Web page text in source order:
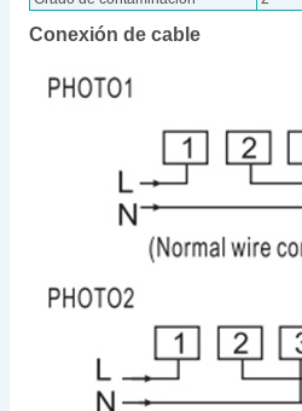
Conexión de cable